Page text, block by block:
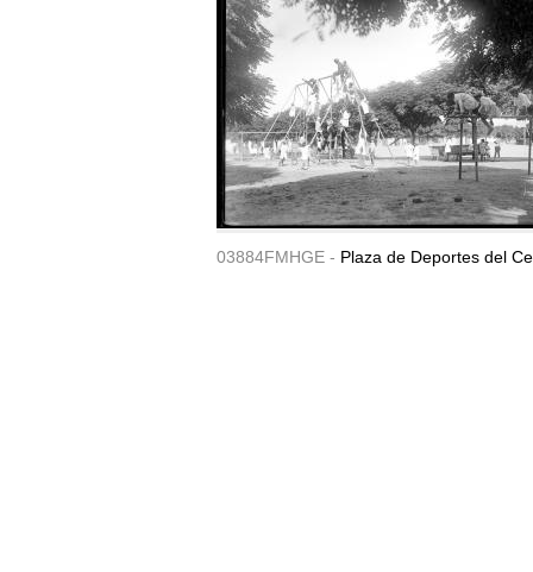
03884FMHGE - Plaza de Deportes del